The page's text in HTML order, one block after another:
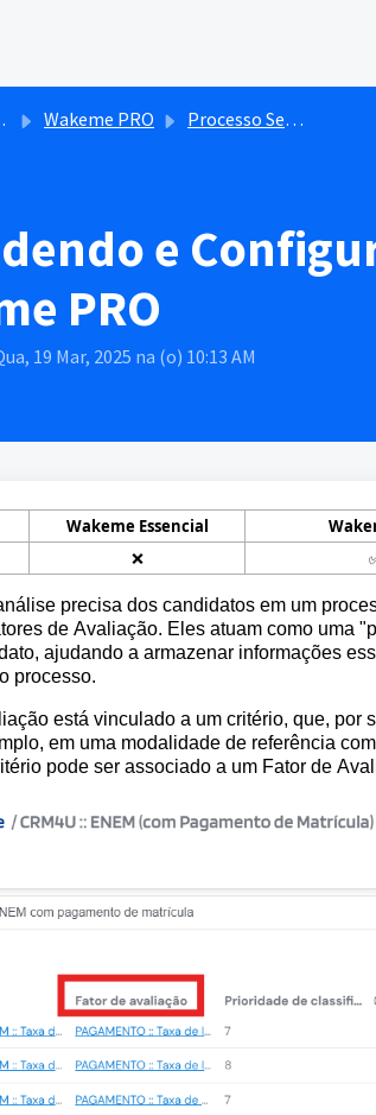
Wakeme PRO Processo Seletivo - Configurações Gerais
e
PRO
19 Mar, 2025 na (o) 10:13 AM
Wakeme Essencial
❌
precisa dos candidatos em um
de Avaliação. Eles atuam como uma
ajudando a armazenar informações
processo.
está vinculado a um critério, que, por
em uma modalidade de referência
pode ser associado a um Fator de